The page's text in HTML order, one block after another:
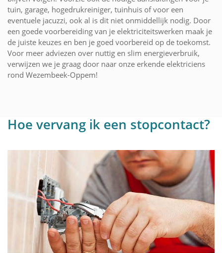
tuin, garage, hogedrukreiniger, tuinhuis of voor een
eventuele jacuzzi, ook al is dit niet onmiddellijk nodig. Door
een goede voorbereiding van je elektriciteitswerken maak je
de juiste keuzes en ben je goed voorbereid op de toekomst.
Voor meer adviezen over nuttig en slim energieverbruik,
verwijzen we je graag door naar onze erkende elektriciens
rond Wezembeek-Oppem!
Hoe vervang ik een stopcontact?